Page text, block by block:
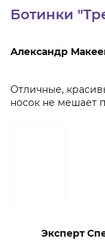
Ботинки
Александр
Отличные,
носок не мешает
Эксперт